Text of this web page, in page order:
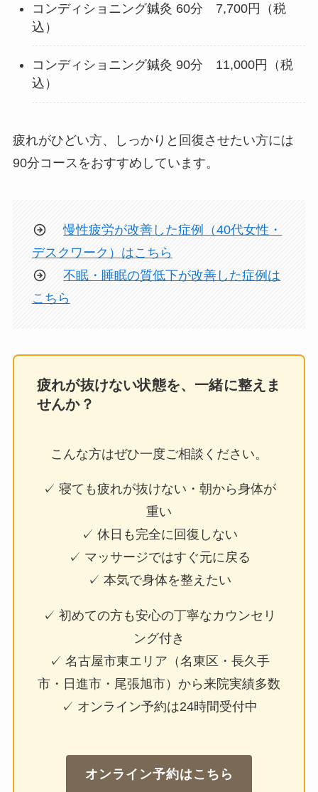
コンディショニング鍼灸 60分 7,700円（税
込）
コンディショニング鍼灸 90分 11,000円（税
込）
疲れがひどい方、しっかりと回復させたい方には
90分コースをおすすめしています。
慢性疲労が改善した症例（40代女性・
デスクワーク）はこちら
不眠・睡眠の質低下が改善した症例は
こちら
疲れが抜けない状態を、一緒に整えま
せんか？
こんな方はぜひ一度ご相談ください。
✓ 寝ても疲れが抜けない・朝から身体が
重い
✓ 休日も完全に回復しない
✓ マッサージではすぐ元に戻る
✓ 本気で身体を整えたい
✓ 初めての方も安心の丁寧なカウンセリ
ング付き
✓ 名古屋市東エリア（名東区・長久手
市・日進市・尾張旭市）から来院実績多数
✓ オンライン予約は24時間受付中
オンライン予約はこちら